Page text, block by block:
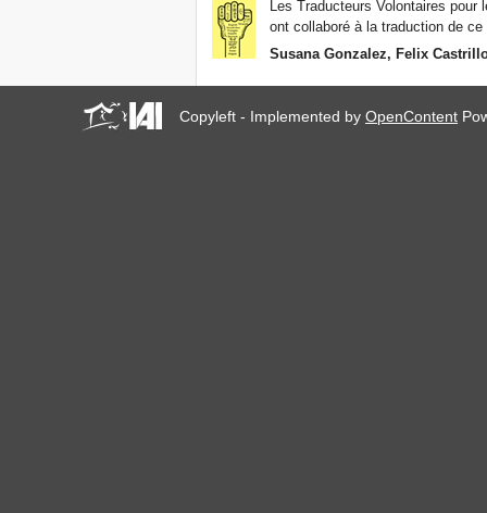
Les Traducteurs Volontaires
ont collaboré à la traduction de
Susana Gonzalez, Felix
Copyleft - Implemented byOpenContent